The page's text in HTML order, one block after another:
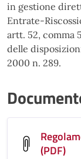
in gestione
Entrate-
artt. 52, comma
delle
2000 n. 289.
(PDF)